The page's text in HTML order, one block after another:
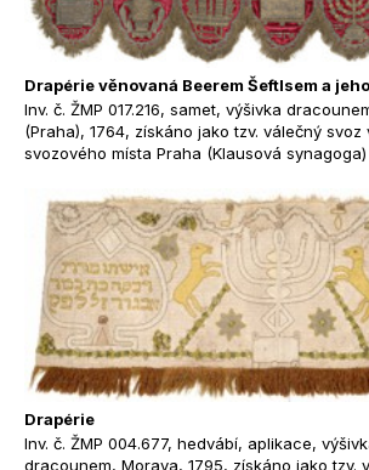
Drapérie věnovaná Beerem Šeftlsem a
Inv. č. ŽMP 017.216, samet, výšivka
(Praha), 1764, získáno jako tzv. válečný svoz
svozového místa Praha (Klausová synagoga)
Drapérie
Inv. č. ŽMP 004.677, hedvábí, aplikace,
dracounem, Morava, 1795, získáno jako tzv.